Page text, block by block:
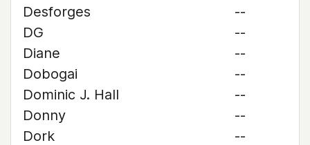
Desforges
--
DG
--
Diane
--
Dobogai
--
Dominic J. Hall
--
Donny
--
Dork
--